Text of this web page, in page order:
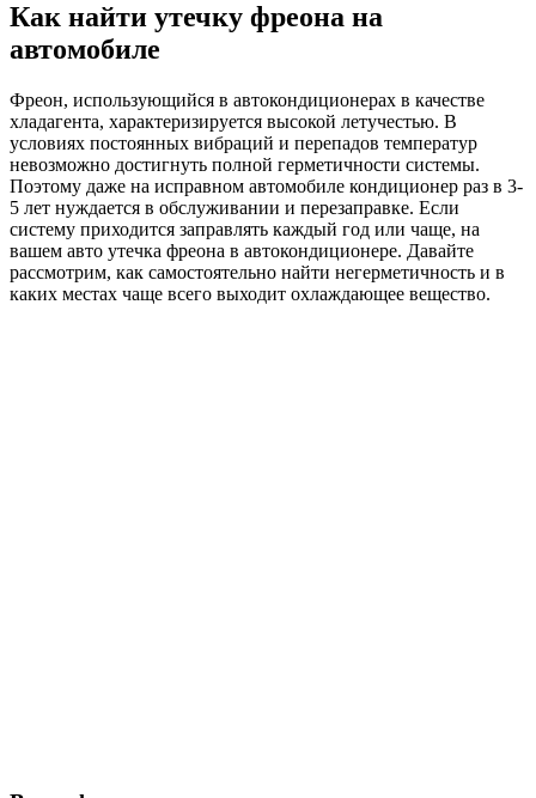
Как найти утечку фреона на
автомобиле
Фреон, использующийся в автокондиционерах в качестве
хладагента, характеризируется высокой летучестью. В
условиях постоянных вибраций и перепадов температур
невозможно достигнуть полной герметичности системы.
Поэтому даже на исправном автомобиле кондиционер раз в 3-
5 лет нуждается в обслуживании и перезаправке. Если
систему приходится заправлять каждый год или чаще, на
вашем авто утечка фреона в автокондиционере. Давайте
рассмотрим, как самостоятельно найти негерметичность и в
каких местах чаще всего выходит охлаждающее вещество.